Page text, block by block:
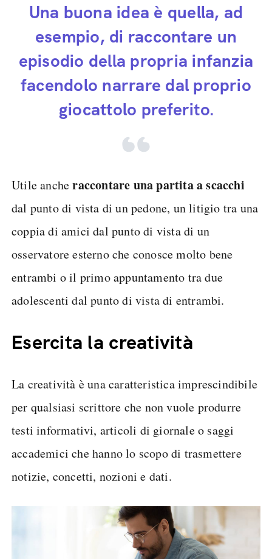
Una buona idea è quella, ad
esempio, di raccontare un
episodio della propria infanzia
facendolo narrare dal proprio
giocattolo preferito.
Utile ancheraccontare una partita a scacchi
dal punto di vista di un pedone, un litigio tra una
coppia di amici dal punto di vista di un
osservatore esterno che conosce molto bene
entrambi o il primo appuntamento tra due
adolescenti dal punto di vista di entrambi.
Esercita la creatività
La creatività è una caratteristica imprescindibile
per qualsiasi scrittore che non vuole produrre
testi informativi, articoli di giornale o saggi
accademici che hanno lo scopo di trasmettere
notizie, concetti, nozioni e dati.